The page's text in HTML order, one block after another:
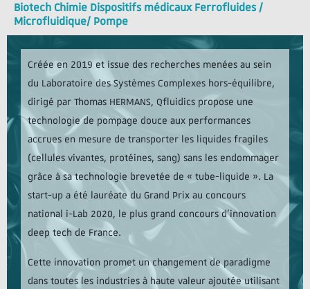
Biotech Chimie Dispositifs médicaux Ferrofluides /
Microfluidique/ Pompe
Créée en 2019 et issue des recherches menées au sein
du Laboratoire des Systèmes Complexes hors-équilibre,
dirigé par Thomas HERMANS, Qfluidics propose une
technologie de pompage douce aux performances
accrues en mesure de transporter les liquides fragiles
(cellules vivantes, protéines, sang) sans les endommager
grâce à sa technologie brevetée de « tube-liquide ». La
start-up a été lauréate du Grand Prix au concours
national i-Lab 2020, le plus grand concours d’innovation
deep tech de France.
Cette innovation promet un changement de paradigme
dans toutes les industries à haute valeur ajoutée utilisant